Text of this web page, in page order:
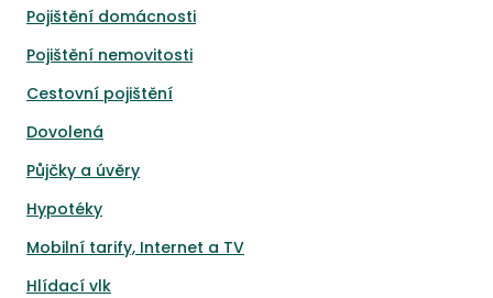
Pojištění domácnosti
Pojištění nemovitosti
Cestovní pojištění
Dovolená
Půjčky a úvěry
Hypotéky
Mobilní tarify, Internet a TV
Hlídací vlk